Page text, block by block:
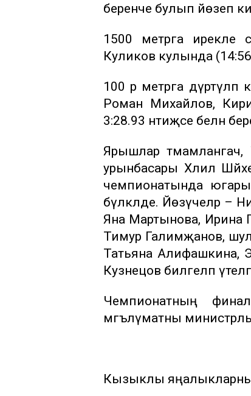
беренче булып йөзеп
1500 метрга ирекле
Куликов кулында
100 әр метрга
Роман Михайлов,
3:28.93 нәтиҗәсе белән
Ярышлар
урынбасары Хәлил
чемпионатында югары
бүләкләде. Йөзүчеләр
Яна Мартынова, Ирина
Тимур Галимҗанов,
Татьяна Алифашкина,
Кузнецов билгеләп
Чемпионатның
мәгълүматны
Кызыклы яңалыкларны